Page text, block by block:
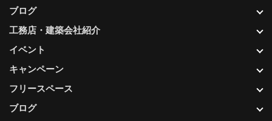
ブログ
工務店・建築会社紹介
イベント
キャンペーン
フリースペース
ブログ